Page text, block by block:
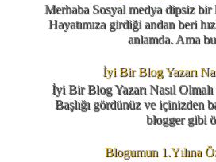
Merhaba Sosyal medya dipsiz bir
Hayatımıza girdiği andan beri
anlamda. Ama
İyi Bir Blog Yazarı
İyi Bir Blog Yazarı Nasıl
Başlığı gördünüz ve içinizden
blogger gibi
Blogumun 1.Yılına